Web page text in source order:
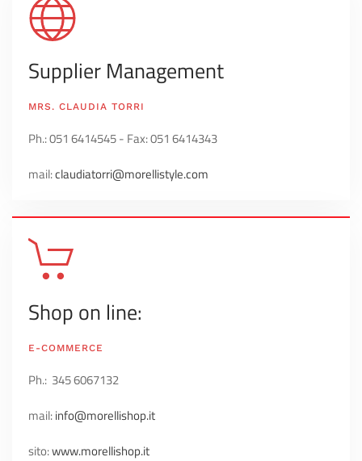
Supplier Management
MRS. CLAUDIA TORRI
Ph.:051 6414545 - Fax:051 6414343
mail:claudiatorri@morellistyle.com
Shop on line:
E-COMMERCE
Ph.: 345 6067132
mail:info@morellishop.it
sito:www.morellishop.it